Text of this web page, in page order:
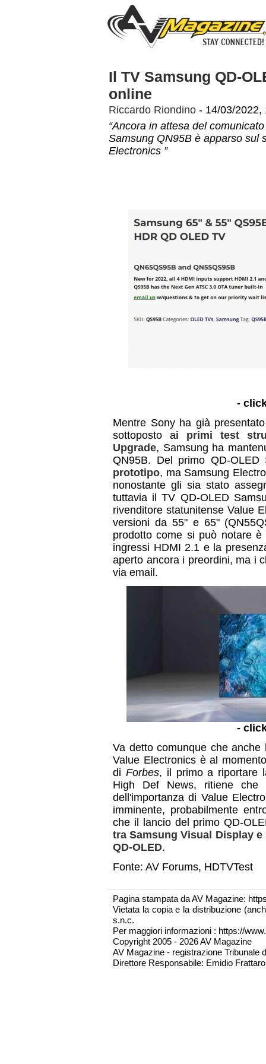
Il TV Samsung QD-
online
Riccardo Riondino - 14/03/2022,
“Ancora in attesa del
Samsung QN95B è apparso sul
Electronics ”
-
Mentre Sony ha già
sottoposto ai primi test
Upgrade, Samsung ha
QN95B. Del primo QD-
prototipo, ma Samsung
nonostante gli sia stato
tuttavia il TV QD-OLED
rivenditore statunitense Value
versioni da 55" e 65"
prodotto come si può notare
ingressi HDMI 2.1 e la
aperto ancora i preordini, ma i
via email.
-
Va detto comunque che
Value Electronics è al
di Forbes, il primo a riportare
High Def News, ritiene
dell'importanza di Value
imminente, probabilmente
che il lancio del primo QD-
tra Samsung Visual Display
QD-OLED.
Fonte: AV Forums, HDTVTest
Pagina stampata da AV Magazine:
Vietata la copia e la distribuzione
s.n.c.
Per maggiori informazioni : https://
Copyright 2005 - 2026 AV Magazine
AV Magazine - registrazione Tribunale
Direttore Responsabile: Emidio